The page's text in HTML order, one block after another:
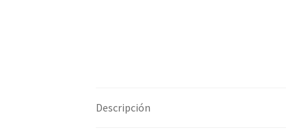
Descripción